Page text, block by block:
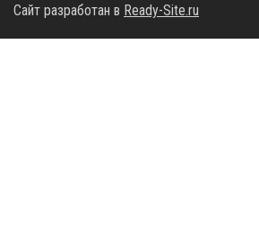
Сайт разработан в Ready-Site.ru